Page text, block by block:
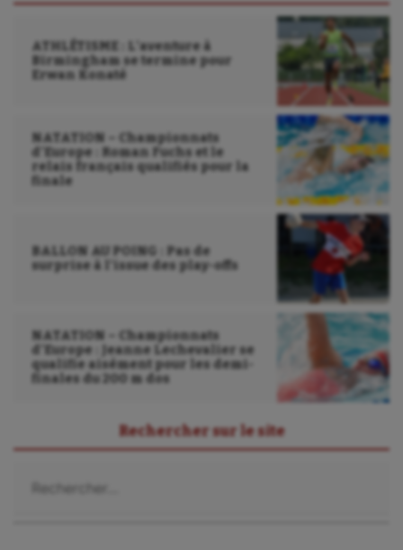
Tir
Ultimate frisbee
Wakeboard
ATHLÉTISME : L’aventure à
Birmingham se termine pour
Erwan Konaté
NATATION – Championnats
d’Europe : Roman Fuchs et le
relais français qualifiés pour la
finale
BALLON AU POING : Pas de
surprise à l’issue des play-offs
NATATION – Championnats
d’Europe : Jeanne Lechevalier se
qualifie aisément pour les demi-
finales du 200 m dos
Rechercher sur le site